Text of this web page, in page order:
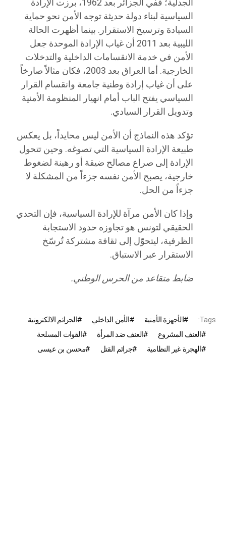
الجدلية؛ ففي الجزائر بعد 1962، برزت الإرادة
السياسية لبناء دولة حديثة توجه الأمن نحو حماية
السيادة وترسيخ الاستقرار. بينما أظهرت الحالة
الليبية بعد 2011 أن غياب الإرادة الموحدة جعل
الأمن في خدمة الانقسامات الداخلية والتدخلات
الخارجية. أما العراق بعد 2003، فكان مثالاً صارخاً
على أن غياب إرادة وطنية جامعة وانقسام القرار
السياسي يفتح الباب أمام انهيار المنظومة الأمنية
وتدويل القرار السيادي.
تؤكد هذه النماذج أن الأمن ليس محايداً، بل يعكس
طبيعة الإرادة السياسية التي تصوغه. وحين تتحول
الإرادة إلى صراع مصالح ضيقة أو رهينة لضغوط
خارجية، يصبح الأمن نفسه جزءاً من المشكلة لا
جزءاً من الحل.
وإذا كان الأمن مرآة للإرادة السياسية، فإن التحدي
الحقيقي لتونس هو تجاوزه حدود الاستجابة
الظرفية، ليتحوّل إلى ثقافة مشتركة تُرسّخ
الاستقرار عبر الاستباق.
ضابط متقاعد من الحرس الوطني.
Tags: الأجهزة الأمنية الأمن الداخلي
الجرائم الالكترونية
العنف المشروع
العنف ضد المرأة
القوات المسلحة
الهجرة غير النظامية
جرائم القتل محسن بن عيسى